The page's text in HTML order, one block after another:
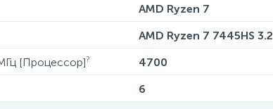
AMD Ryzen 7
AMD Ryzen 7 7445HS 3.2
[Процессор]?
4700
6